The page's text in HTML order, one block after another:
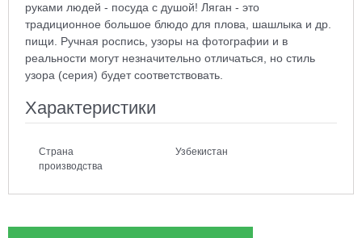
руками людей - посуда с душой! Ляган - это
традиционное большое блюдо для плова, шашлыка и др.
пищи. Ручная роспись, узоры на фотографии и в
реальности могут незначительно отличаться, но стиль
узора (серия) будет соответствовать.
Характеристики
Страна
производства
Узбекистан